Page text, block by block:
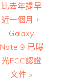
Next
Post:
比去年提早
近一個月，
Galaxy
Note 9 已曝
光FCC認證
文件 »